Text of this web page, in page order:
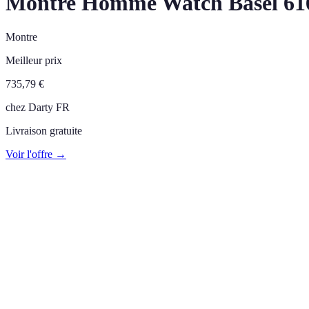
Montre
Meilleur prix
735,79 €
chez Darty FR
Livraison gratuite
Voir l'offre →